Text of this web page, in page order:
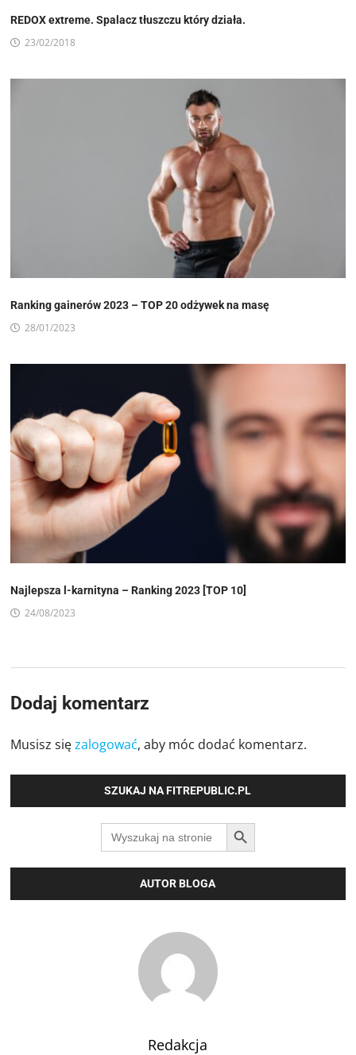
REDOX extreme. Spalacz tłuszczu który działa.
23/02/2018
Ranking gainerów 2023 – TOP 20 odżywek na masę
28/01/2023
Najlepsza l-karnityna – Ranking 2023 [TOP 10]
24/08/2023
Dodaj komentarz
Musisz sięzalogować, aby móc dodać komentarz.
SZUKAJ NA FITREPUBLIC.PL
Search
for:
SEARCH BUTTON
AUTOR BLOGA
Redakcja